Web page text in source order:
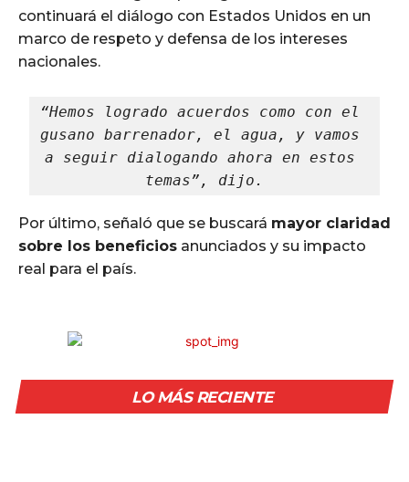
continuará el diálogo con Estados Unidos en un
marco de respeto y defensa de los intereses
nacionales.
“Hemos logrado acuerdos como con el
gusano barrenador, el agua, y vamos
a seguir dialogando ahora en estos
temas”, dijo.
Por último, señaló que se buscará mayor claridad
sobre los beneficios anunciados y su impacto
real para el país.
LO MÁS RECIENTE